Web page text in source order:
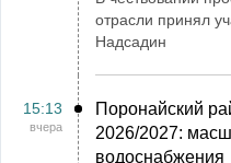
отрасли принял
Надсадин
15:13
вчера
Поронайский
2026/2027:
водоснабжения